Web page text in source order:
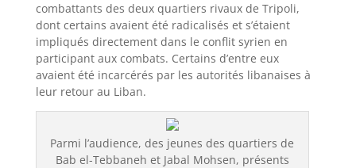
combattants des deux quartiers rivaux de Tripoli,
dont certains avaient été radicalisés et s’étaient
impliqués directement dans le conflit syrien en
participant aux combats. Certains d’entre eux
avaient été incarcérés par les autorités libanaises à
leur retour au Liban.
Parmi l’audience, des jeunes des quartiers de
Bab el-Tebbaneh et Jabal Mohsen, présents